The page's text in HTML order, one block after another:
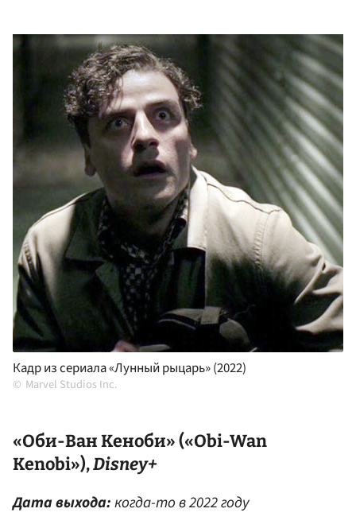
Кадр из сериала «Лунный рыцарь» (2022)
Marvel Studios Inc.
«Оби-Ван Кеноби» («Obi-Wan
Kenobi»),Disney+
Дата выхода:когда-то в 2022 году